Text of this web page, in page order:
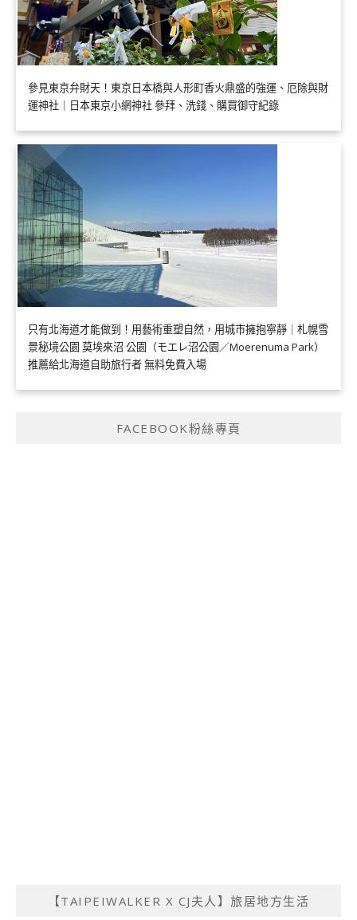
參見東京弁財天！東京日本橋與人形町香火鼎盛的強運、厄除與財
運神社｜日本東京小網神社 參拜、洗錢、購買御守紀錄
只有北海道才能做到！用藝術重塑自然，用城市擁抱寧靜｜札幌雪
景秘境公園 莫埃來沼 公園（モエレ沼公園／Moerenuma Park）
推薦給北海道自助旅行者 無料免費入場
FACEBOOK粉絲專頁
【TAIPEIWALKER X CJ夫人】旅居地方生活